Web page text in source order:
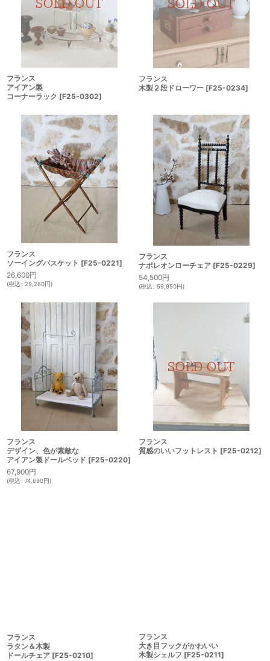
フランス
アイアン製
コーナーラック [F25-0302]
フランス
木製２段ドローワー [F25-0234]
フランス
ソーイングバスケット [F25-0221]
26,600円
(税込: 29,260円)
フランス
ナポレオンローチェア [F25-0229]
54,500円
(税込: 59,950円)
フランス
デザイン、色が素敵な
アイアン製ドールベッド [F25-0220]
67,900円
(税込: 74,690円)
フランス
質感のいいフットレスト [F25-0212]
フランス
ラタン＆木製
ドールチェア [F25-0210]
フランス
大き目フックがかわいい
木製シェルフ [F25-0211]